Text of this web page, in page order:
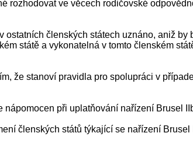
rozhodovat ve věcech rodičovské
členských státech uznáno, aniž
státě a vykonatelná v tomto členském
že stanoví pravidla pro spolupráci v
při uplatňování nařízení Brusel
členských států týkající se nařízení